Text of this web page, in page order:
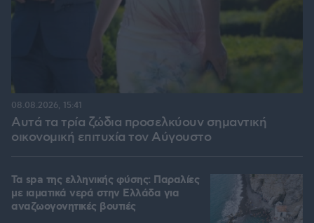
Αυτά τα τρία ζώδια προσελκύουν σημαντική
οικονομική επιτυχία τον Αύγουστο
08.08.2026, 15:41
Τα spa της ελληνικής φύσης: Παραλίες
με ιαματικά νερά στην Ελλάδα για
αναζωογονητικές βουτιές